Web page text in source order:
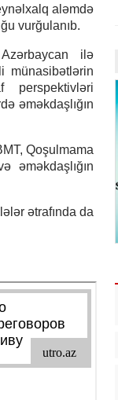
aləmdə
vurğulanıb.
Azərbaycan ilə
münasibətlərin
əməkdaşlığın
Qoşulmama
əməkdaşlığın
ətrafında da